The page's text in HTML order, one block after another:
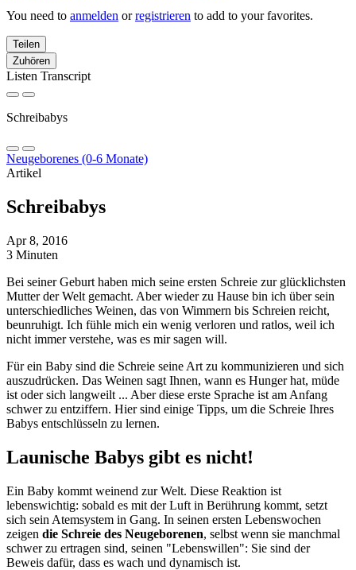
You need to anmelden orregistrieren to add to your favorites.
Teilen
Zuhören
Listen Transcript
Schreibabys
Neugeborenes (0-6 Monate)
Artikel
Schreibabys
Apr 8, 2016
3 Minuten
Bei seiner Geburt haben mich seine ersten Schreie zur glücklichsten
Mutter der Welt gemacht. Aber wieder zu Hause bin ich über sein
unterschiedliches Weinen, das von Wimmern bis Schreien reicht,
beunruhigt. Ich fühle mich ein wenig verloren und ratlos, weil ich
nicht immer verstehe, was es mir sagen will.
Für ein Baby sind die Schreie seine Art zu kommunizieren und sich
auszudrücken. Das Weinen sagt Ihnen, wann es Hunger hat, müde
ist oder sich langweilt ... Aber diese erste Sprache ist am Anfang
schwer zu entziffern. Hier sind einige Tipps, um die Schreie Ihres
Babys entschlüsseln zu lernen.
Launische Babys gibt es nicht!
Ein Baby kommt weinend zur Welt. Diese Reaktion ist
lebenswichtig: sobald es mit der Luft in Berührung kommt, setzt
sich sein Atemsystem in Gang. In seinen ersten Lebenswochen
zeigen die Schreie des Neugeborenen, selbst wenn sie manchmal
schwer zu ertragen sind, seinen "Lebenswillen": Sie sind der
Beweis dafür, dass es wach und dynamisch ist.